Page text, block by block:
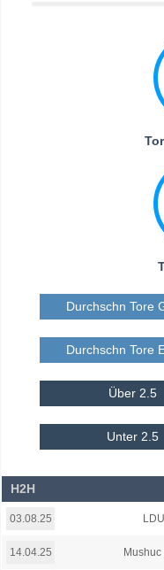
Durchschn Tore
Durchschn Tore
Über 2.5
Unter 2.5
H2H
03.08.25
14.04.25